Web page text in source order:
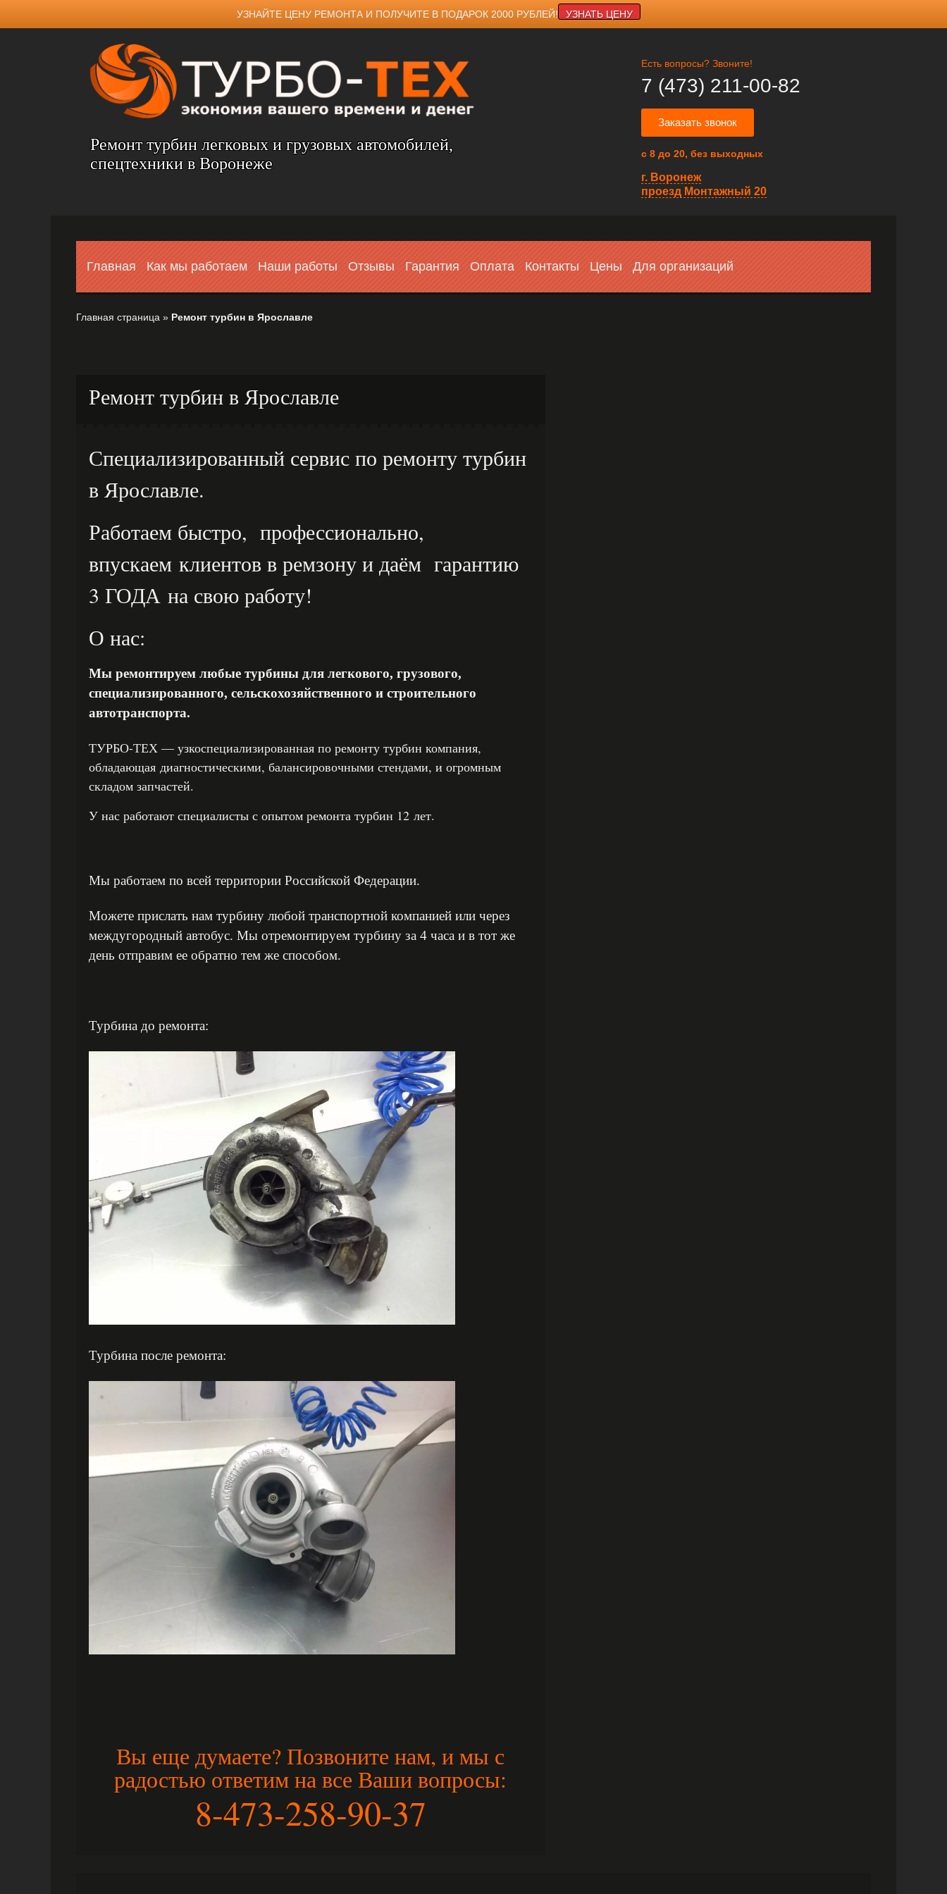
УЗНАЙТЕ ЦЕНУ РЕМОНТА И ПОЛУЧИТЕ В ПОДАРОК 2000 РУБЛЕЙ! УЗНАТЬ ЦЕНУ
Ремонт турбин легковых и грузовых автомобилей,
спецтехники в Воронеже
Есть вопросы? Звоните!
7 (473) 211-00-82
Заказать звонок
с 8 до 20, без выходных
г. Воронеж
проезд Монтажный 20
Главная Как мы работаем Наши работы Отзывы Гарантия Оплата Контакты Цены Для организаций
Главная страница » Ремонт турбин в Ярославле
Ремонт турбин в Ярославле
Специализированный сервис по ремонту турбин
в Ярославле.
Работаем быстро, профессионально,
впускаем клиентов в ремзону и даём гарантию
3 ГОДА на свою работу!
О нас:
Мы ремонтируем любые турбины для легкового, грузового,
специализированного, сельскохозяйственного и строительного
автотранспорта.
ТУРБО-ТЕХ — узкоспециализированная по ремонту турбин компания,
обладающая диагностическими, балансировочными стендами, и огромным
складом запчастей.
У нас работают специалисты с опытом ремонта турбин 12 лет.
Мы работаем по всей территории Российской Федерации.
Можете прислать нам турбину любой транспортной компанией или через
междугородный автобус. Мы отремонтируем турбину за 4 часа и в тот же
день отправим ее обратно тем же способом.
Турбина до ремонта:
Турбина после ремонта:
Вы еще думаете? Позвоните нам, и мы с
радостью ответим на все Ваши вопросы:
8-473-258-90-37